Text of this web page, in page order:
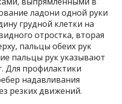
ладони одной руки
грудной клетки на
отростка, вторая
пальцы обеих рук
пальцы рук указывают
Для профилактики
надавливания
резких движений.